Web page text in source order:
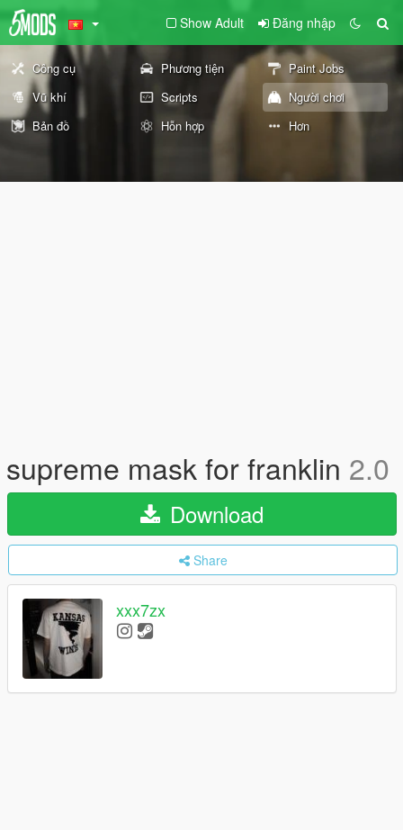
Show Adult Đăng nhập
Công cụ Phương tiện
Paint Jobs
Vũ khí
Scripts
Người chơi
Bản đồ
Hỗn hợp Hơn
supreme mask for franklin 2.0
Download
Share
xxx7zx